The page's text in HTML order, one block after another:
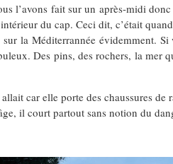
l’avons fait sur un après-midi
du cap. Ceci dit, c’était
la Méditerrannée évidemment. Si
Des pins, des rochers, la mer
car elle porte des chaussures de
il court partout sans notion du